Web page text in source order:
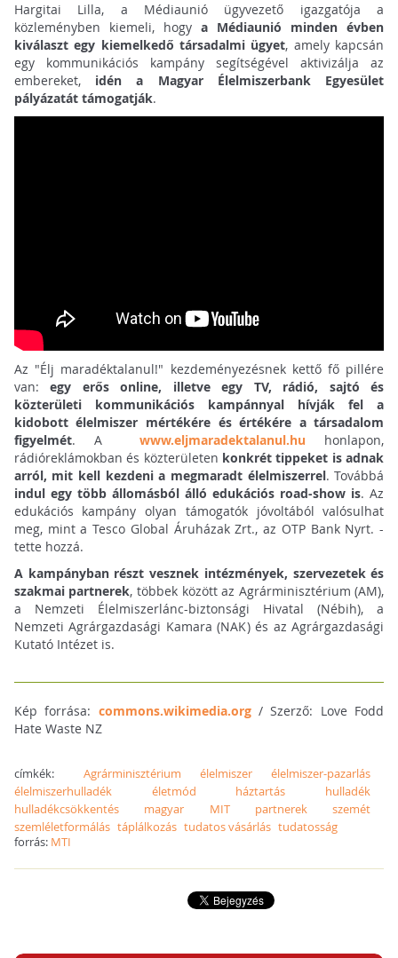
Hargitai Lilla, a Médiaunió ügyvezető igazgatója a
közleményben kiemeli, hogy a Médiaunió minden évben
kiválaszt egy kiemelkedő társadalmi ügyet, amely kapcsán
egy kommunikációs kampány segítségével aktivizálja az
embereket, idén a Magyar Élelmiszerbank Egyesület
pályázatát támogatják.
Az "Élj maradéktalanul!" kezdeményezésnek kettő fő pillére
van:egy erős online, illetve egy TV, rádió, sajtó és
közterületi kommunikációs kampánnyal hívják fel a
kidobott élelmiszer mértékére és értékére a társadalom
figyelmét. Awww.eljmaradektalanul.hu honlapon,
rádióreklámokban és közterületen konkrét tippeket is adnak
arról, mit kell kezdeni a megmaradt élelmiszerrel. Továbbá
indul egy több állomásból álló edukációs road-show is. Az
edukációs kampány olyan támogatók jóvoltából valósulhat
meg, mint a Tesco Global Áruházak Zrt., az OTP Bank Nyrt. -
tette hozzá.
A kampányban részt vesznek intézmények, szervezetek és
szakmai partnerek, többek között az Agrárminisztérium (AM),
a Nemzeti Élelmiszerlánc-biztonsági Hivatal (Nébih), a
Nemzeti Agrárgazdasági Kamara (NAK) és az Agrárgazdasági
Kutató Intézet is.
Kép forrása: commons.wikimedia.org/ Szerző: Love Fodd
Hate Waste NZ
címkék: Agrárminisztérium élelmiszer
élelmiszer-pazarlás
élelmiszerhulladék
életmód háztartás
hulladék
hulladékcsökkentés
magyar MIT partnerek
szemét
szemléletformálás táplálkozás tudatos vásárlás tudatosság
forrás: MTI